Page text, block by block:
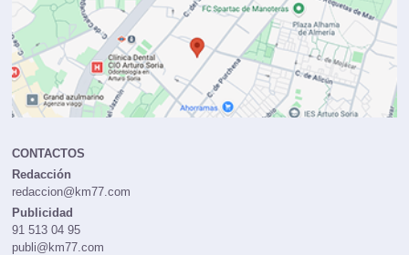
CONTACTOS
Redacción
redaccion@km77.com
Publicidad
91 513 04 95
publi@km77.com